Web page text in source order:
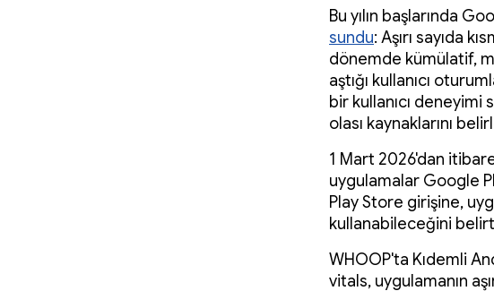
Bu yılın başlarında
sundu: Aşırı sayıda
dönemde kümülatif,
aştığı kullanıcı
bir kullanıcı deneyimi
olası kaynaklarını
1 Mart 2026'dan
uygulamalar Google
Play Store girişine,
kullanabileceğini
WHOOP'ta Kıdemli
vitals, uygulamanın